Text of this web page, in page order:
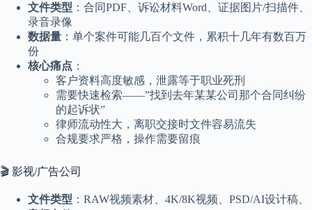
文件类型 ：合同PDF、诉讼材料Word、证据图片/扫描件、
录音录像
数据量 ：单个案件可能几百个文件，累积十几年有数百万
份
核心痛点 ：
客户资料高度敏感，泄露等于职业死刑
需要快速检索——”找到去年某某公司那个合同纠纷
的起诉状”
律师流动性大，离职交接时文件容易流失
合规要求严格，操作需要留痕
🎬 影视/广告公司
文件类型 ：RAW视频素材、4K/8K视频、PSD/AI设计稿、